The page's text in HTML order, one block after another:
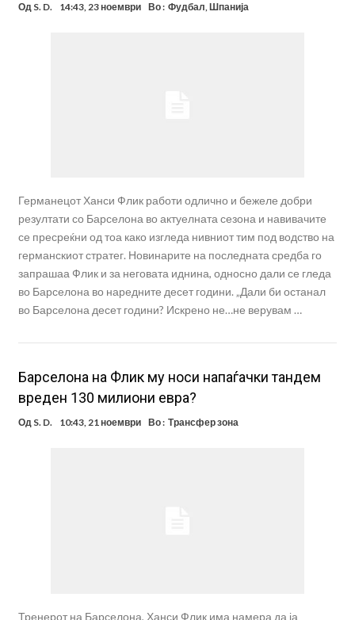
Од S. D. 14:43, 23 ноември Во : Фудбал,Шпанија
Германецот Ханси Флик работи одлично и бежеле добри
резултати со Барселона во актуелната сезона и навивачите
се пресреќни од тоа како изгледа нивниот тим под водство на
германскиот стратег. Новинарите на последната средба го
запрашаа Флик и за неговата иднина, односно дали се гледа
во Барселона во наредните десет години. „Дали би останал
во Барселона десет години? Искрено не…не верувам …
Барселона на Флик му носи напаѓачки тандем
вреден 130 милиони евра?
Од S. D. 10:43, 21 ноември Во : Трансфер зона
Тренерот на Барселона, Ханси Флик има намера да ја